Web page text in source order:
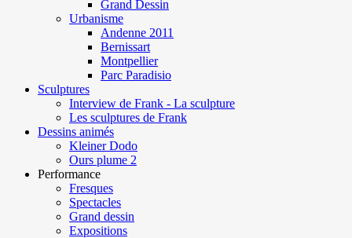
Grand Dessin
Urbanisme
Andenne 2011
Bernissart
Montpellier
Parc Paradisio
Sculptures
Interview de Frank - La sculpture
Les sculptures de Frank
Dessins animés
Kleiner Dodo
Ours plume 2
Performance
Fresques
Spectacles
Grand dessin
Expositions